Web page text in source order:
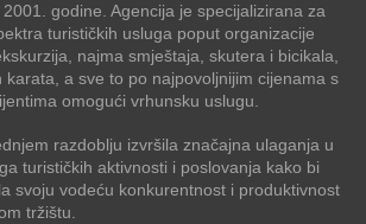
godine. Agencija je specijalizirana za
turističkih usluga poput organizacije
najma smještaja, skutera i bicikala,
karata, a sve to po najpovoljnijim cijenama s
omogući vrhunsku uslugu.
razdoblju izvršila značajna ulaganja u
turističkih aktivnosti i poslovanja kako bi
svoju vodeću konkurentnost i produktivnost
tržištu.